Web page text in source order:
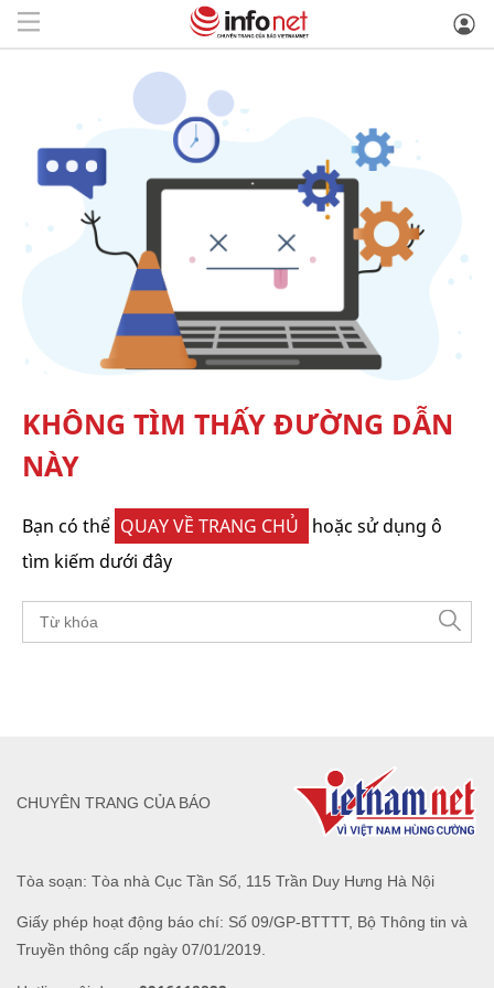
KHÔNG TÌM THẤY ĐƯỜNG DẪN
NÀY
Bạn có thể QUAY VỀ TRANG CHỦ
hoặc sử dụng ô
tìm kiếm dưới đây
Tòa soạn: Tòa nhà Cục Tần Số, 115 Trần Duy Hưng Hà Nội
Giấy phép hoạt động báo chí: Số 09/GP-BTTTT, Bộ Thông tin và
Truyền thông cấp ngày 07/01/2019.
CHUYÊN TRANG CỦA BÁO